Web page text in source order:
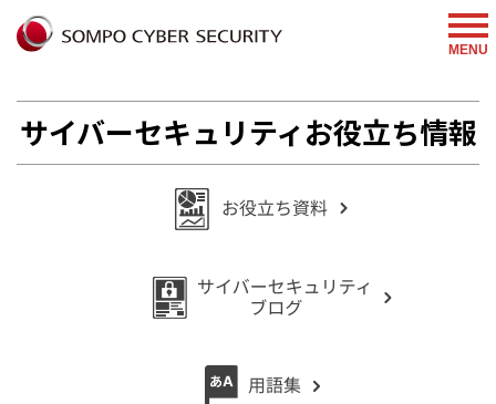
MENU
サイバーセキュリティお役立ち情報